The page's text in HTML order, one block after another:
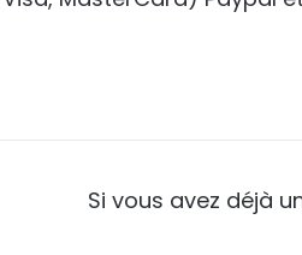
Si vous avez déjà